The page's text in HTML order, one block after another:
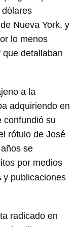
Nueva York, y
lo menos
detallaban
a la
adquiriendo en
confundió su
rótulo de José
se
por medios
y publicaciones
radicado en